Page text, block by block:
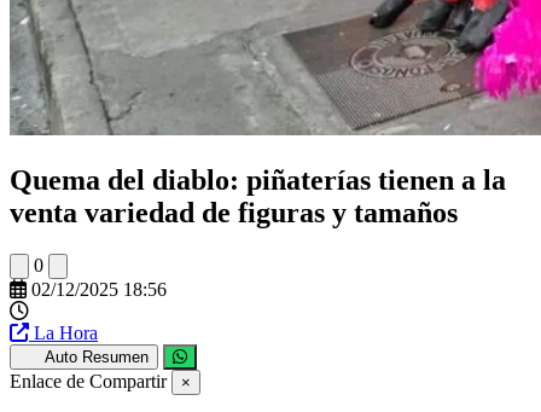
Quema del diablo: piñaterías tienen a la
venta variedad de figuras y tamaños
0
02/12/2025 18:56
La Hora
Auto Resumen
Enlace de Compartir ×